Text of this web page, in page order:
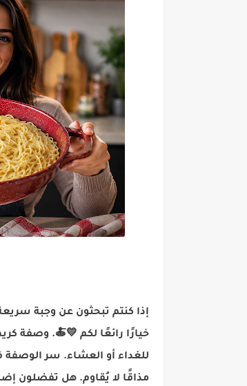
إذا كنتم تبحثون عن وجبة
خيارًا رائعًا لكم 💛🍝. وصفة
للغداء أو العشاء. سر
مذاقًا لا يُقاوم. هل تفضلون